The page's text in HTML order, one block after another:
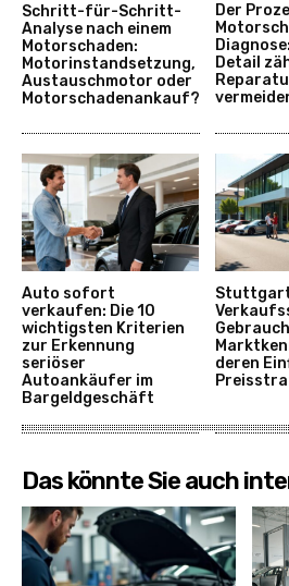
Schritt-für-Schritt-
Analyse nach einem
Motorschaden:
Motorinstandsetzung,
Austauschmotor oder
Motorschadenankauf?
Der
Detail
Auto sofort
verkaufen: Die 10
wichtigsten Kriterien
zur Erkennung
seriöser
Autoankäufer im
Bargeldgeschäft
deren
Das könnte Sie auch